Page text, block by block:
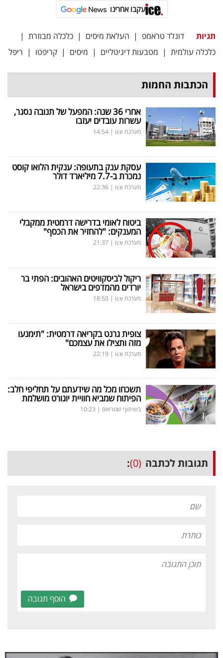
עקבו
עקבו אחרינו
תגיות דונלד טראמפ | העלאת מיסים | כלכלה מבוזרת |
כלכלה עולמית | מטבעות דיגיטליים | מיסים | קריפטו | ריפל
הכתבות החמות
אחרי 36 שנה: המפעל של תנובה נסגר,
עשרות עובדים יעזבו
מערכת ice |
14:54
עסקת ענק בתעופה: ענקית הלואו קוסט
נמכרת ב-7.7 מיליארד דולר
מערכת ice |
22:36
ביטוח לאומי בדרישה דרמטית ממקבלי
המענקים: "להחזיר את הכסף"
מערכת ice |
21:37
ריקול לביסקוויטים האהובים: הפתי בר
יורדים מהמדפים בישראל
מערכת ice |
18:50
צופית גרנט בקריאה דרמטית: "תימנעו
מזה ותצילו את עצמכם"
מערכת ice |
22:19
תשכחו מכל מה שידעתם על תחליפי חלב:
הפיתוח שמביא חוויית יוגורט מושלמת
בשיתוף שטראוס |
10:23
תגובות לכתבה (0)
:
הוסף תגובה